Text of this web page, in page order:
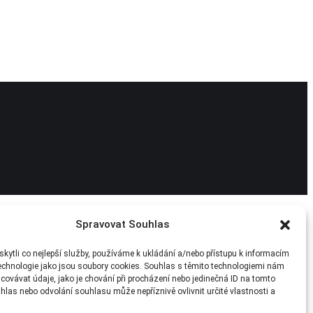
Spravovat Souhlas
co nejlepší služby, používáme k ukládání a/nebo přístupu k informacím
jako jsou soubory cookies. Souhlas s těmito technologiemi nám
údaje, jako je chování při procházení nebo jedinečná ID na tomto
nebo odvolání souhlasu může nepříznivě ovlivnit určité vlastnosti a